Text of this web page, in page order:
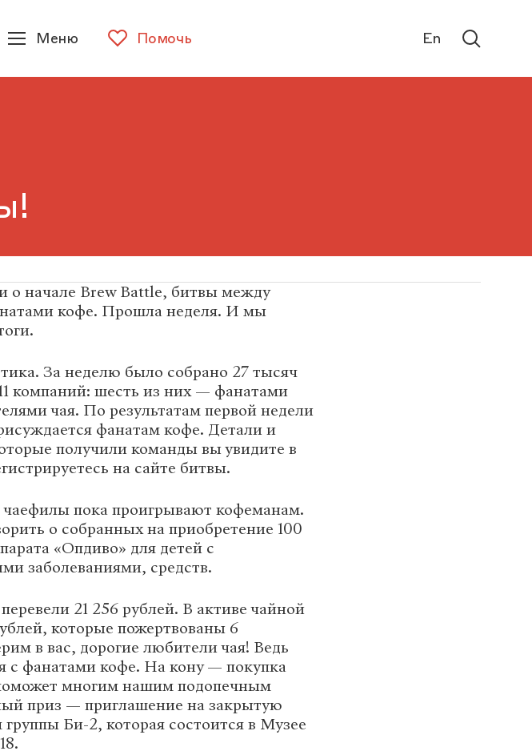
Помочь
Меню En
о начале Brew Battle, битвы между
кофе. Прошла неделя. И мы
За неделю было собрано 27 тысяч
компаний: шесть из них — фанатами
чая. По результатам первой недели
фанатам кофе. Детали и
получили команды вы увидите в
на сайте битвы.
пока проигрывают кофеманам.
о собранных на приобретение 100
«Опдиво» для детей с
заболеваниями, средств.
21 256 рублей. В активе чайной
которые пожертвованы 6
в вас, дорогие любители чая! Ведь
с фанатами кофе. На кону — покупка
многим нашим подопечным
приз — приглашение на закрытую
группы Би-2, которая состоится в Музее